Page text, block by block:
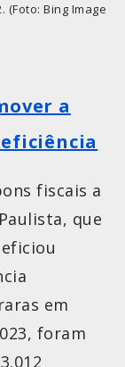
Bing Image
a
fiscais a
que
em
foram